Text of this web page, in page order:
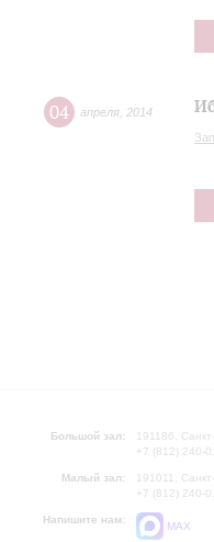
04 апреля 2014
Большой зал:
191186,
+7 (812) 240-
Малый зал:
191011,
+7 (812) 240-
Напишите нам:
MAX